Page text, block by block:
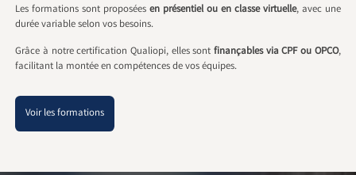
Les formations sont proposéesen présentiel ou en classe virtuelle, avec une
durée variable selon vos besoins.
Grâce à notre certification Qualiopi, elles sontfinançables via CPF ou OPCO,
facilitant la montée en compétences de vos équipes.
Voir les formations